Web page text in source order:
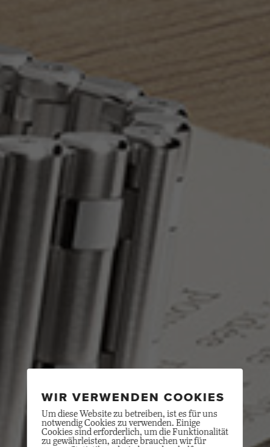
WIR VERWENDEN COOKIES
Um diese Website zu betreiben, ist es für uns
notwendig Cookies zu verwenden. Einige
Cookies sind erforderlich, um die Funktionalität
zu gewährleisten, andere brauchen wir für